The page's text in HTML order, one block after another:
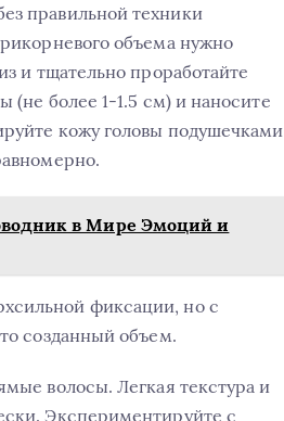
правильной техники
объема нужно
и тщательно проработайте
(не более 1-1.5 см) и наносите
кожу головы подушечками
в Мире Эмоций и
фиксации, но с
созданный объем.
волосы. Легкая текстура и
Экспериментируйте с